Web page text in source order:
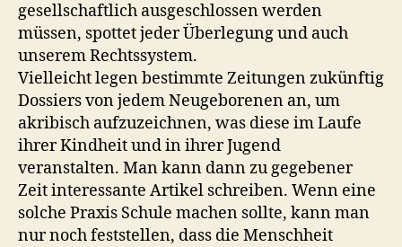
gesellschaftlich ausgeschlossen werden
müssen, spottet jeder Überlegung und auch
unserem Rechtssystem.
Vielleicht legen bestimmte Zeitungen zukünftig
Dossiers von jedem Neugeborenen an, um
akribisch aufzuzeichnen, was diese im Laufe
ihrer Kindheit und in ihrer Jugend
veranstalten. Man kann dann zu gegebener
Zeit interessante Artikel schreiben. Wenn eine
solche Praxis Schule machen sollte, kann man
nur noch feststellen, dass die Menschheit